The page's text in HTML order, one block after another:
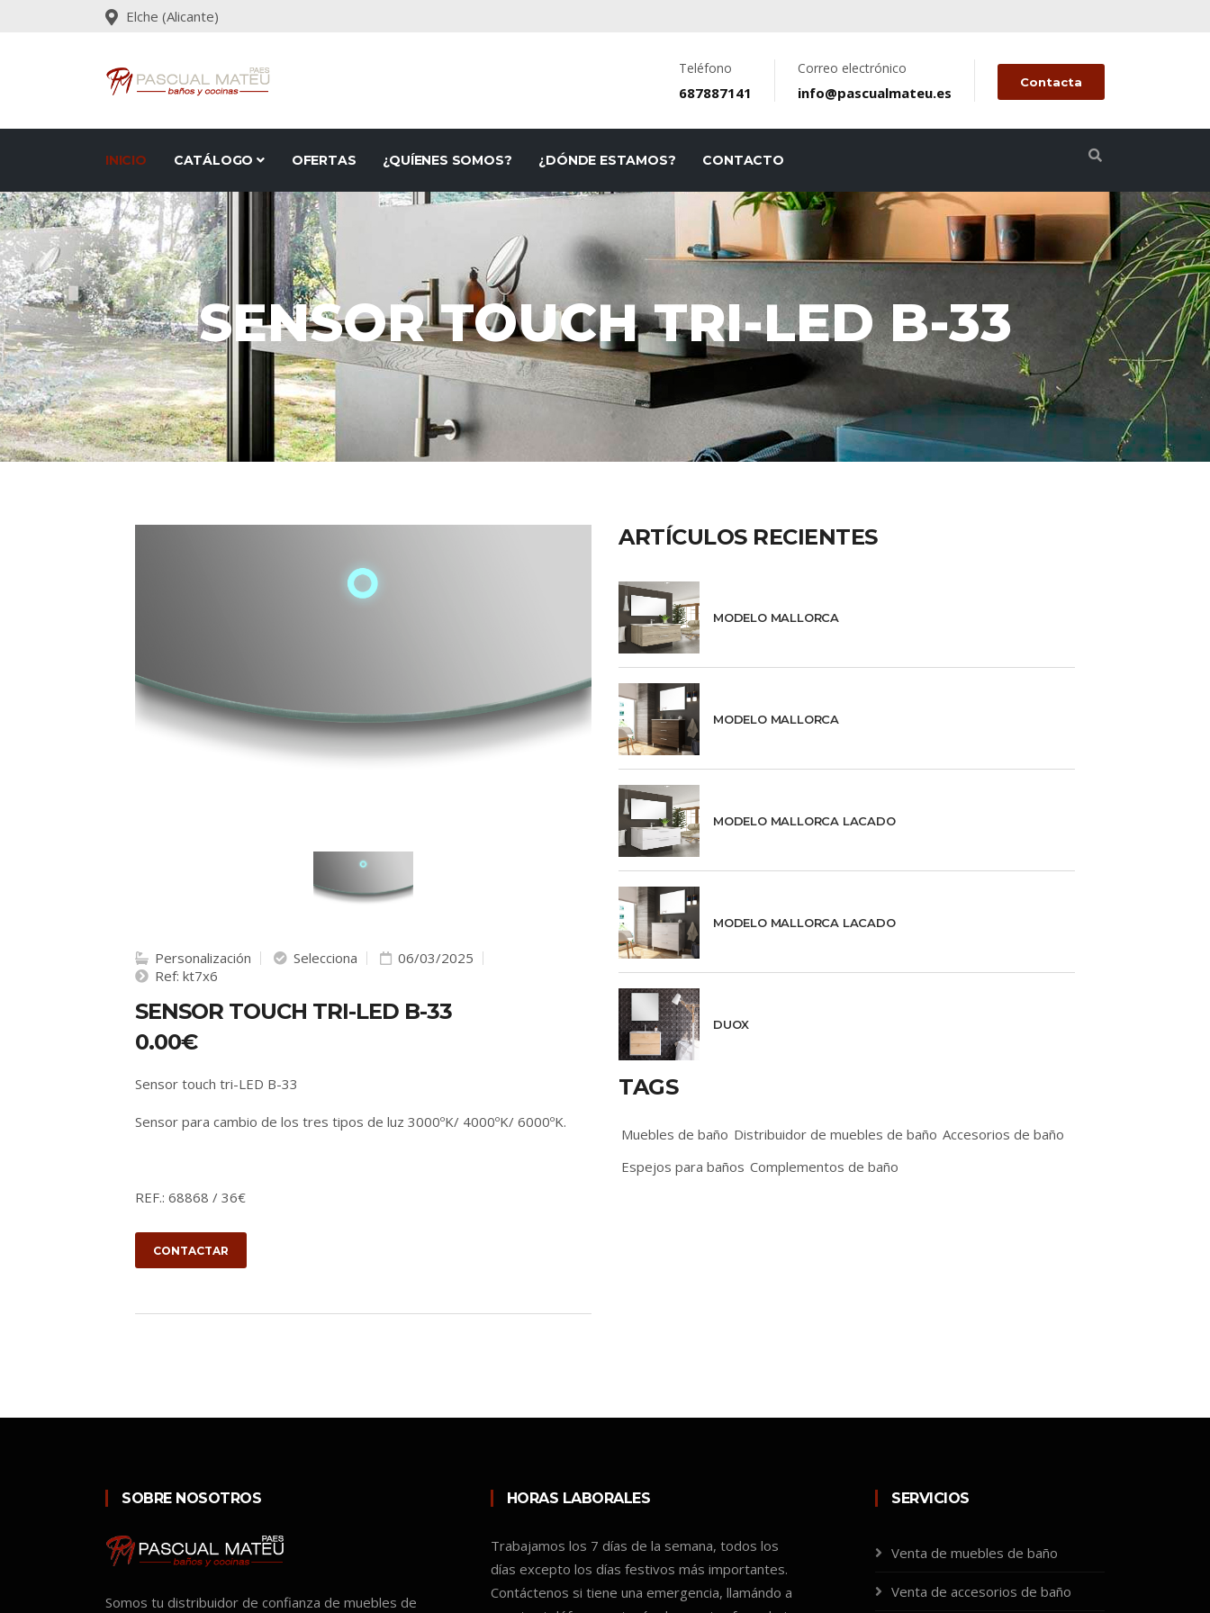
Elche (Alicante)
Teléfono
687887141
Correo electrónico
info@pascualmateu.es
Contacta
INICIO CATÁLOGO OFERTAS ¿QUÍENES SOMOS? ¿DÓNDE ESTAMOS? CONTACTO
SENSOR TOUCH TRI-LED B-33
Personalización Selecciona
06/03/2025
Ref: kt7x6
SENSOR TOUCH TRI-LED B-33
0.00€
Sensor touch tri-LED B-33
Sensor para cambio de los tres tipos de luz 3000ºK/ 4000ºK/ 6000ºK.
REF.: 68868 / 36€
CONTACTAR
ARTÍCULOS RECIENTES
MODELO MALLORCA
MODELO MALLORCA
MODELO MALLORCA LACADO
MODELO MALLORCA LACADO
DUOX
TAGS
Muebles de baño Distribuidor de muebles de baño Accesorios de baño
Espejos para baños Complementos de baño
SOBRE NOSOTROS
Somos tu distribuidor de confianza de muebles de
HORAS LABORALES
Trabajamos los 7 días de la semana, todos los
días excepto los días festivos más importantes.
Contáctenos si tiene una emergencia, llamándo a
SERVICIOS
Venta de muebles de baño
Venta de accesorios de baño